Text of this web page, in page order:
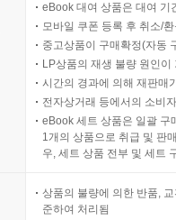
eBook 대여 상품은 대여 기
모바일 쿠폰 등록 후 취소/
중고상품이 구매확정(자동
LP상품의 재생 불량 원인
시간의 경과에 의해 재판매
전자상거래 등에서의 소비
eBook 세트 상품은 일괄 구
1개의 상품으로 취급 및 판
우, 세트 상품 전부 및 세트
상품의 불량에 의한 반품,
준하여 처리됨